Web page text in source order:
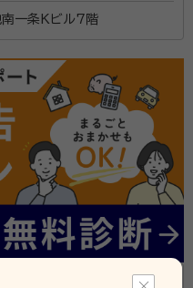
一条Kビル7階